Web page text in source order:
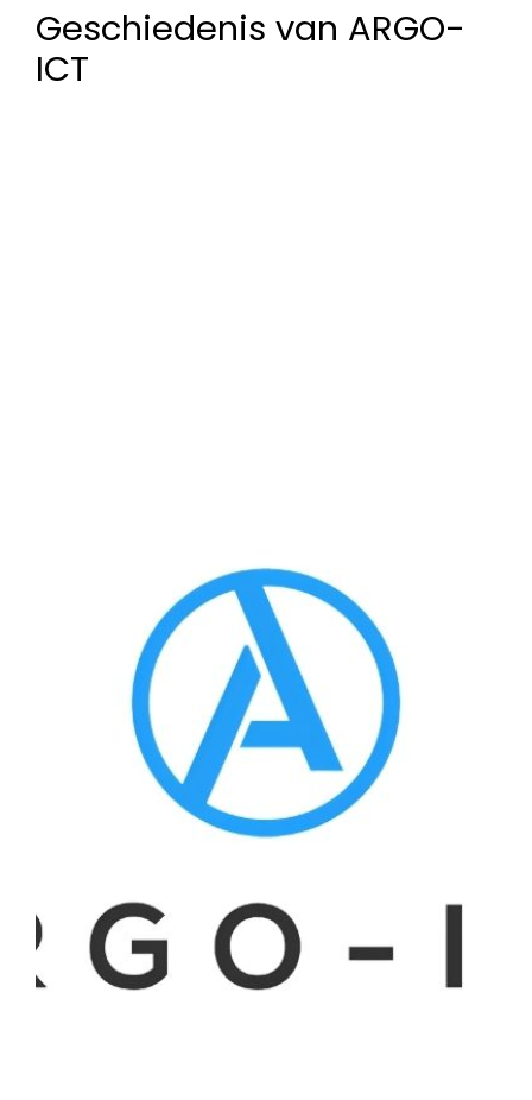
Geschiedenis van ARGO-
ICT